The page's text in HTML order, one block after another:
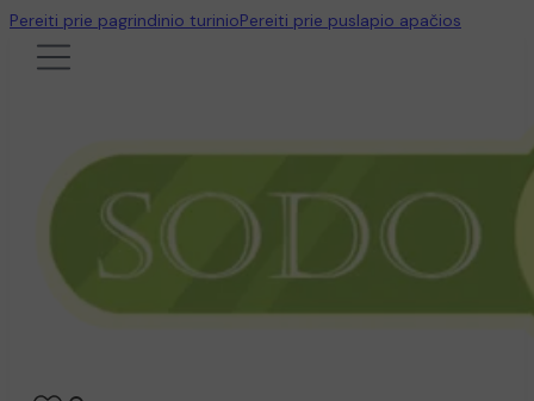
Pereiti prie pagrindinio turinioPereiti prie puslapio apačios